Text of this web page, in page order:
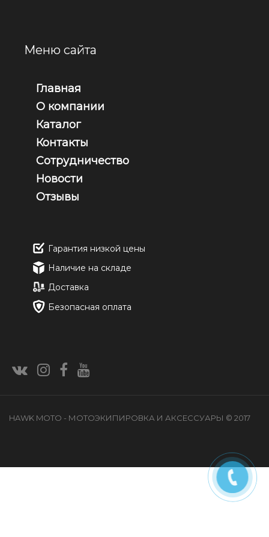
Меню сайта
Главная
О компании
Каталог
Контакты
Сотрудничество
Новости
Отзывы
Гарантия низкой цены
Наличие на складе
Доставка
Безопасная оплата
HAWK MOTO - МОТОЭКИПИРОВКА И АКСЕССУАРЫ © 2017